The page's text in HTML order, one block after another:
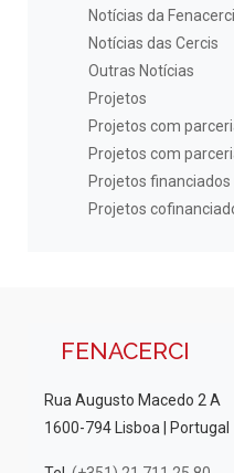
Notícias da Fenacerci
Notícias das Cercis
Outras Notícias
Projetos
Projetos com
Projetos com
Projetos financiados
Projetos
FENACERCI
Rua Augusto Macedo 2 A
1600-794 Lisboa | Portugal